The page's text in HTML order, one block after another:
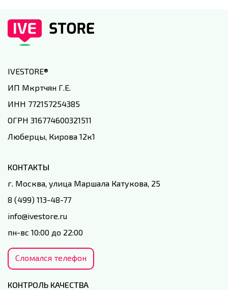
IVESTORE®
ИП Мкртчян Г.Е.
ИНН 772157254385
ОГРН 316774600321511
Люберцы, Кирова 12к1
КОНТАКТЫ
г. Москва, улица Маршала Катукова, 25
8 (499) 113-48-77
info@ivestore.ru
пн-вс 10:00 до 22:00
Сломался телефон
КОНТРОЛЬ КАЧЕСТВА